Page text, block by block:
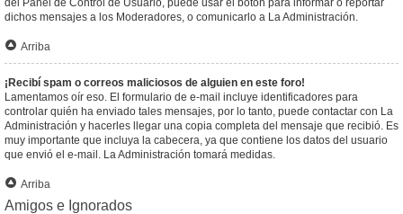
del Panel de Control de Usuario, puede usar el botón para informar o reportar
dichos mensajes a los Moderadores, o comunicarlo a La Administración.
Arriba
¡Recibí spam o correos maliciosos de alguien en este foro!
Lamentamos oír eso. El formulario de e-mail incluye identificadores para
controlar quién ha enviado tales mensajes, por lo tanto, puede contactar con La
Administración y hacerles llegar una copia completa del mensaje que recibió. Es
muy importante que incluya la cabecera, ya que contiene los datos del usuario
que envió el e-mail. La Administración tomará medidas.
Arriba
Amigos e Ignorados